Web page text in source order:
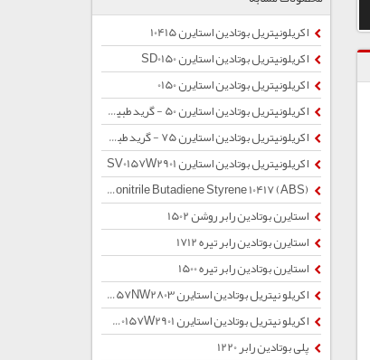
اکریلونیتریل بوتادین استایرن 10415
اکریلونیتریل بوتادین استایرن SD0150
اکریلونیتریل بوتادین استایرن 0150
اکریلونیتریل بوتادین استایرن 50 - گرید طبیعی
اکریلونیتریل بوتادین استایرن 75 - گرید طبیعی
اکریلونیتریل بوتادین استایرن SV0157W2901
استایرن بوتادین رابر روشن 1502
استایرن بوتادین رابر تیره 1712
استایرن بوتادین رابر تیره 1500
اکریلو نیتریل بوتادین استایرن SV0157NW2803
اکریلو نیتریل بوتادین استایرن SV0157W2901
پلی بوتادین رابر 1220